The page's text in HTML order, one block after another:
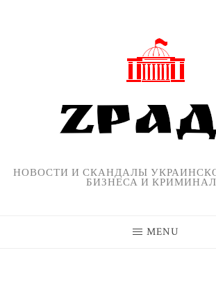
НОВОСТИ И СКАНДАЛЫ
БИЗНЕСА И
MENU